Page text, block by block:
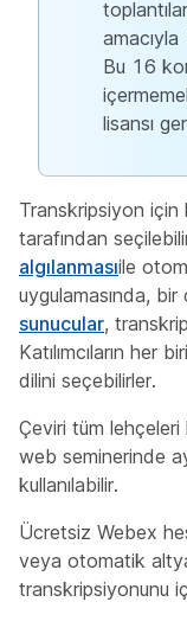
Bu 16
lisansı
Transkripsiyon için
tarafından
algılanmasıile
uygulamasında,
sunucular,
Katılımcıların her
dilini seçebilirler.
Çeviri tüm
web seminerinde
kullanılabilir.
Ücretsiz Webex
veya otomatik
transkripsiyonunu